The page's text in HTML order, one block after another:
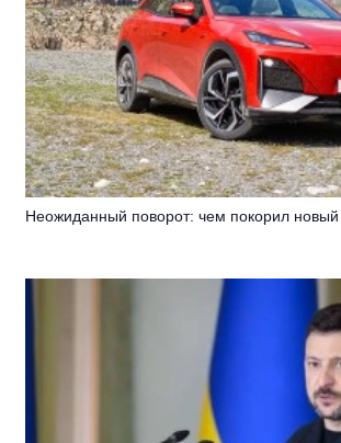
Неожиданный поворот: чем покорил